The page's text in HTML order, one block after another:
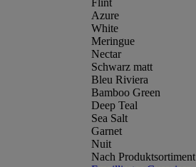
Flint
Azure
White
Meringue
Nectar
Schwarz matt
Bleu Riviera
Bamboo Green
Deep Teal
Sea Salt
Garnet
Nuit
Nach Produktsortiment